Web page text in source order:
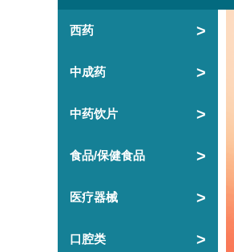
西药 >
中成药 >
中药饮片 >
食品/保健食品 >
医疗器械 >
口腔类 >
船山区西宁乡十字河村
生室
成都青白江玖玖鑫瑞诊